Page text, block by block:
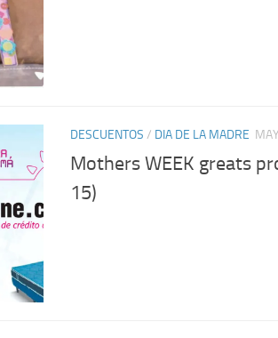
DESCUENTOS / DIA DE LA MADRE
Mothers WEEK greats
15)